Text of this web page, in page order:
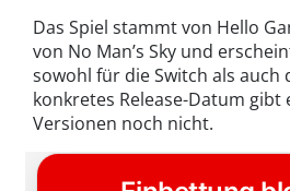
Das Spiel stammt von Hello
von No Man’s Sky und
sowohl für die Switch als auch
konkretes Release-Datum gibt
Versionen noch nicht.